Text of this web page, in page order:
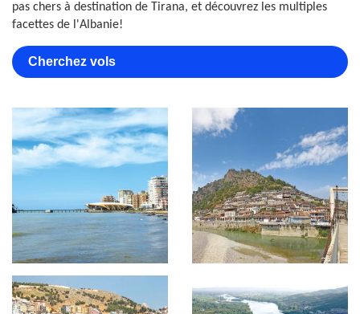
pas chers à destination de Tirana, et découvrez les multiples
facettes de l'Albanie!
Cherchez vols